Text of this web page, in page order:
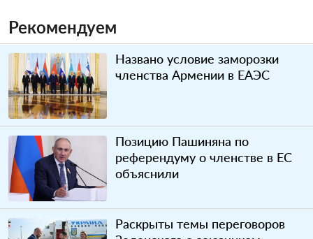
Рекомендуем
Названо условие заморозки
членства Армении в ЕАЭС
Позицию Пашиняна по
референдуму о членстве в ЕС
объяснили
Раскрыты темы переговоров